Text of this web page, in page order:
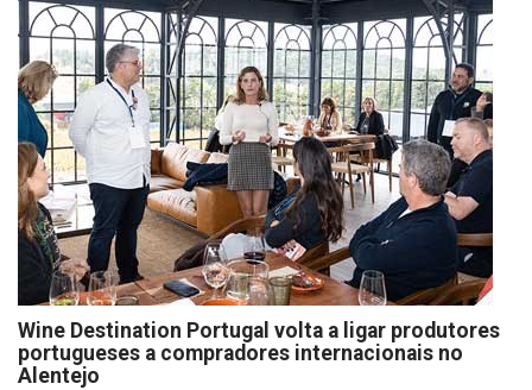
Wine Destination Portugal volta a ligar produtores
portugueses a compradores internacionais no
Alentejo